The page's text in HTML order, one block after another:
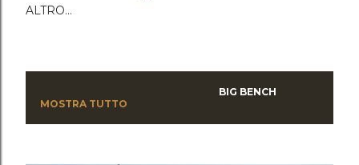
ALTRO…
BIG BENCH
MOSTRA TUTTO